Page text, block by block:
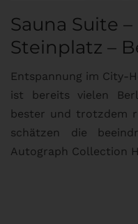
Sauna Suite
Steinplatz –
Entspannung im City-
ist bereits vielen
bester und trotzdem
schätzen die
Autograph Collection